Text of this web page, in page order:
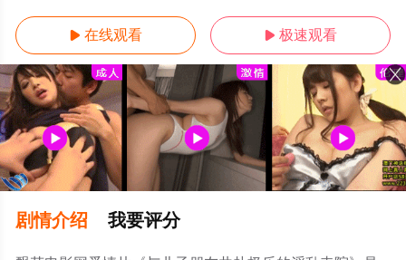
 在线观看  极速观看
剧情介绍 我要评分